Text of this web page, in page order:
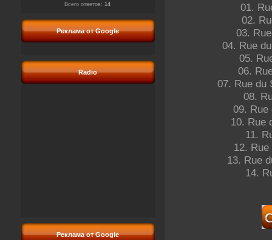
Всего ответов:14
Реклама от Google
Radio
Реклама от Google
01.
02.
03.
04. Rue
05.
06.
07. Rue du
08.
09. Rue
10. Rue
11.
12.
13. Rue
14.